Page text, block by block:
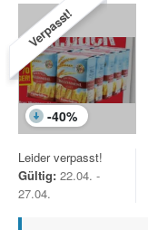
Verpasst!
-40%
Leider verpasst!
Gültig: 22.04. -
27.04.